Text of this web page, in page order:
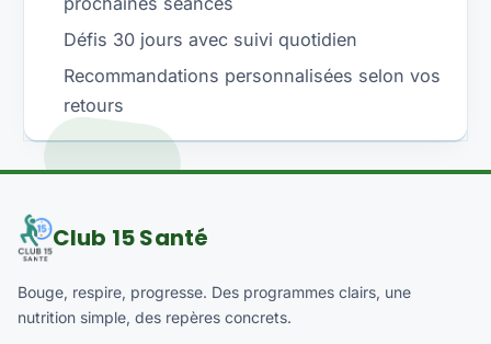
Défis 30 jours avec suivi quotidien
Recommandations personnalisées selon vos
retours
Club 15 Santé
Bouge, respire, progresse. Des programmes clairs, une
nutrition simple, des repères concrets.